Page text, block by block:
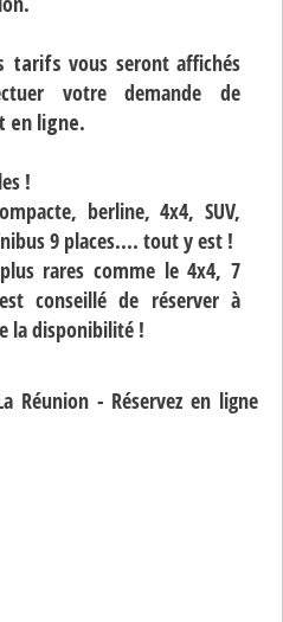
tarifs vous seront affichés
votre demande de
en ligne.
!
berline, 4x4, SUV,
9 places.... tout y est !
rares comme le 4x4, 7
conseillé de réserver à
la disponibilité !